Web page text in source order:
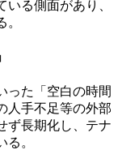
る側面があり、
った「空白の時間
人手不足等の外部
ず長期化し、テナ
。